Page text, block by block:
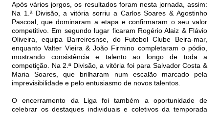
Após vários jorgos, os resultados foram nesta jornada, assim:
Na 1.ª Divisão, a vitória sorriu a Carlos Soares & Agostinho
Pascoal, que dominaram a etapa e confirmaram o seu valor
competitivo. Em segundo lugar ficaram Rogério Alaiz & Flávio
Oliveira, equipa Barreiresnse, do Futebol Clube Beira-mar,
enquanto Valter Vieira & João Firmino completaram o pódio,
mostrando consistência e talento ao longo de toda a
competição. Na 2.ª Divisão, a vitória foi para Salvador Costa &
Maria Soares, que brilharam num escalão marcado pela
imprevisibilidade e pelo entusiasmo de novos talentos.
O encerramento da Liga foi também a oportunidade de
celebrar os destaques individuais e coletivos da temporada